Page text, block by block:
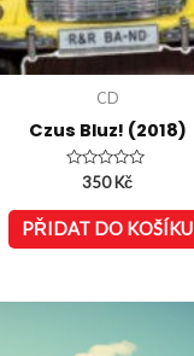
CD
Czus Bluz! (2018)
Hodnocení
z
5
350Kč
PŘIDAT DO KOŠÍKU